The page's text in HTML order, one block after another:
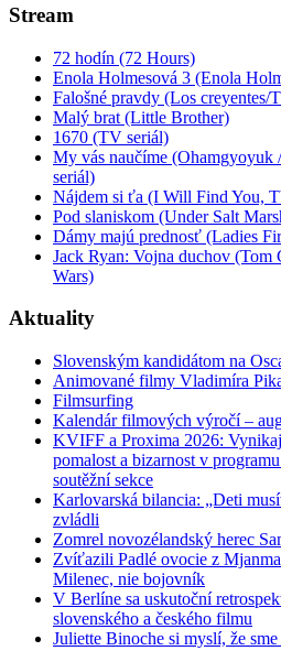
Stream
72 hodín (72 Hours)
Enola Holmesová 3 (Enola
Falošné pravdy (Los creyentes/
Malý brat (Little Brother)
1670 (TV seriál)
My vás naučíme (Ohamgyoyuk
seriál)
Nájdem si ťa (I Will Find You,
Pod slaniskom (Under Salt
Dámy majú prednosť (Ladies
Jack Ryan: Vojna duchov (Tom
Wars)
Aktuality
Slovenským kandidátom na
Animované filmy Vladimíra
Filmsurfing
Kalendár filmových výročí –
KVIFF a Proxima 2026:
pomalost a bizarnost v
soutěžní sekce
Karlovarská bilancia: „Deti
zvládli
Zomrel novozélandský herec
Zvíťazili Padlé ovocie z
Milenec, nie bojovník
V Berlíne sa uskutoční
slovenského a českého filmu
Juliette Binoche si myslí, že